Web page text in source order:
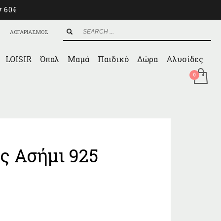
60€
ΛΟΓΑΡΙΑΣΜΟΣ
LOISIR Όπαλ Μαμά Παιδικό Δώρα Αλυσίδες
Ασήμι 925